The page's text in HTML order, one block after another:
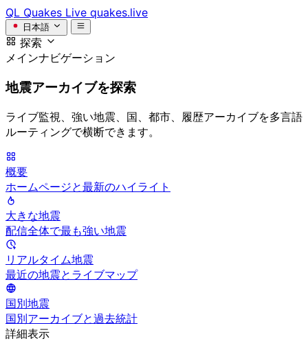
QL Quakes Live quakes.live
日本語
探索
メインナビゲーション
地震アーカイブを探索
ライブ監視、強い地震、国、都市、履歴アーカイブを多言語
ルーティングで横断できます。
概要
ホームページと最新のハイライト
大きな地震
配信全体で最も強い地震
リアルタイム地震
最近の地震とライブマップ
国別地震
国別アーカイブと過去統計
詳細表示